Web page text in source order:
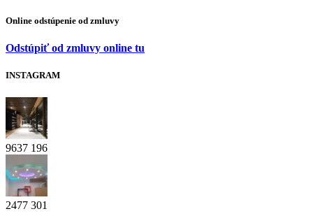
Online odstúpenie od zmluvy
Odstúpiť od zmluvy online tu
INSTAGRAM
9637 196
2477 301